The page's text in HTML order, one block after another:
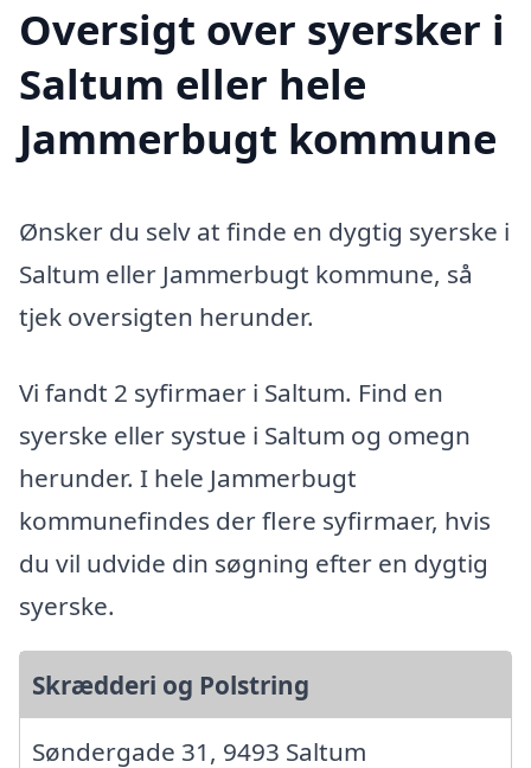
Oversigt over syersker i
Saltum eller hele
Jammerbugt kommune
Ønsker du selv at finde en dygtig syerske i
Saltum eller Jammerbugt kommune, så
tjek oversigten herunder.
Vi fandt 2 syfirmaer i Saltum. Find en
syerske eller systue i Saltum og omegn
herunder. I hele Jammerbugt
kommunefindes der flere syfirmaer, hvis
du vil udvide din søgning efter en dygtig
syerske.
Skrædderi og Polstring
Søndergade 31, 9493 Saltum